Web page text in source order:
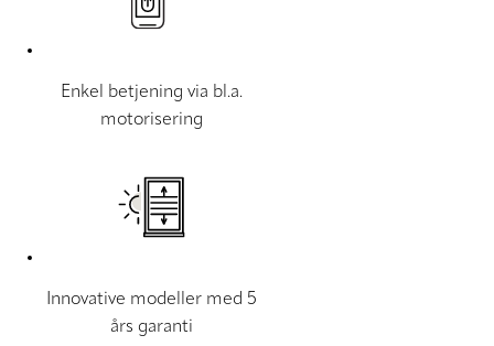
Enkel betjening via bl.a.
motorisering
Innovative modeller med 5
års garanti